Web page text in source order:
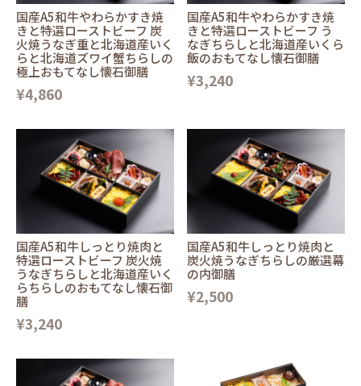
国産A5和牛やわらかすき焼
きと特選ローストビーフ 炭
火焼うなぎ重と北海道産いく
らと北海道ズワイ蟹ちらしの
極上おもてなし懐石御膳
¥4,860
国産A5和牛やわらかすき焼
きと特選ローストビーフ う
なぎちらしと北海道産いくら
飯のおもてなし懐石御膳
¥3,240
国産A5和牛しっとり焼肉と
特選ローストビーフ 炭火焼
うなぎちらしと北海道産いく
らちらしのおもてなし懐石御
膳
¥3,240
国産A5和牛しっとり焼肉と
炭火焼うなぎちらしの厳選幕
の内御膳
¥2,500